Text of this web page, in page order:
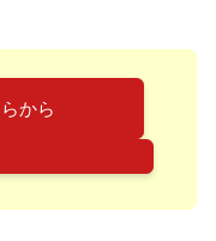
から